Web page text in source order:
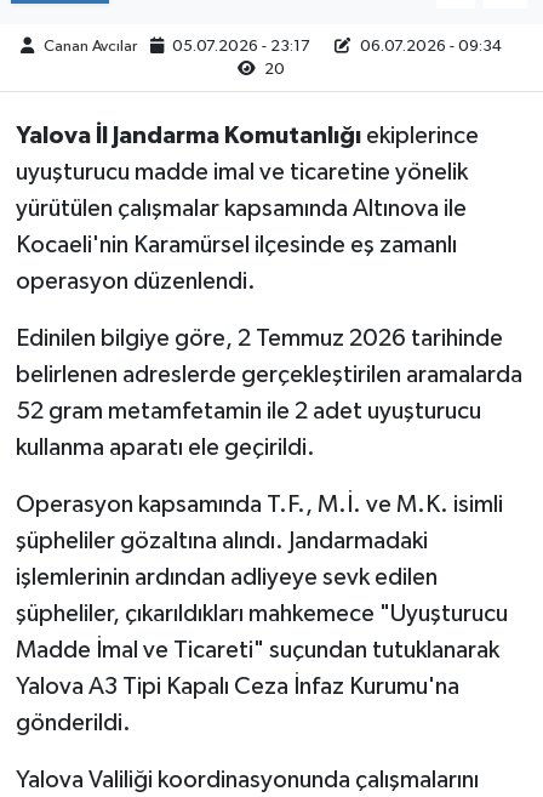
Canan Avcılar 05.07.2026 - 23:17
06.07.2026 - 09:34
20
Yalova İl Jandarma Komutanlığıekiplerince
uyuşturucu madde imal ve ticaretine yönelik
yürütülen çalışmalar kapsamında Altınova ile
Kocaeli'nin Karamürsel ilçesinde eş zamanlı
operasyon düzenlendi.
Edinilen bilgiye göre, 2 Temmuz 2026 tarihinde
belirlenen adreslerde gerçekleştirilen aramalarda
52 gram metamfetamin ile 2 adet uyuşturucu
kullanma aparatı ele geçirildi.
Operasyon kapsamında T.F., M.İ. ve M.K. isimli
şüpheliler gözaltına alındı. Jandarmadaki
işlemlerinin ardından adliyeye sevk edilen
şüpheliler, çıkarıldıkları mahkemece "Uyuşturucu
Madde İmal ve Ticareti" suçundan tutuklanarak
Yalova A3 Tipi Kapalı Ceza İnfaz Kurumu'na
gönderildi.
Yalova Valiliği koordinasyonunda çalışmalarını